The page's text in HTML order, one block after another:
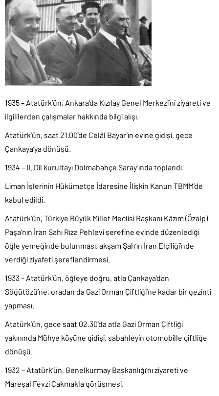
1935 – Atatürk’ün, Ankara’da Kızılay Genel Merkezi’ni ziyareti ve
ilgililerden çalışmalar hakkında bilgi alışı.
Atatürk’ün, saat 21.00’de Celâl Bayar’ın evine gidişi, gece
Çankaya’ya dönüşü.
1934 – II. Dil kurultayı Dolmabahçe Saray’ında toplandı.
Liman İşlerinin Hükümetçe İdaresine İlişkin Kanun TBMM’de
kabul edildi.
Atatürk’ün, Türkiye Büyük Millet Meclisi Başkanı Kâzım (Özalp)
Paşa’nın İran Şahı Rıza Pehlevi şerefine evinde düzenlediği
öğle yemeğinde bulunması, akşam Şah’ın İran Elçiliği’nde
verdiği ziyafeti şereflendirmesi.
1933 – Atatürk’ün, öğleye doğru, atla Çankaya’dan
Söğütözü’ne, oradan da Gazi Orman Çiftliği’ne kadar bir gezinti
yapması.
Atatürk’ün, gece saat 02.30’da atla Gazi Orman Çiftliği
yakınında Mühye köyüne gidişi, sabahleyin otomobille çiftliğe
dönüşü.
1932 – Atatürk’ün, Genelkurmay Başkanlığı’nı ziyareti ve
Mareşal Fevzi Çakmakla görüşmesi.